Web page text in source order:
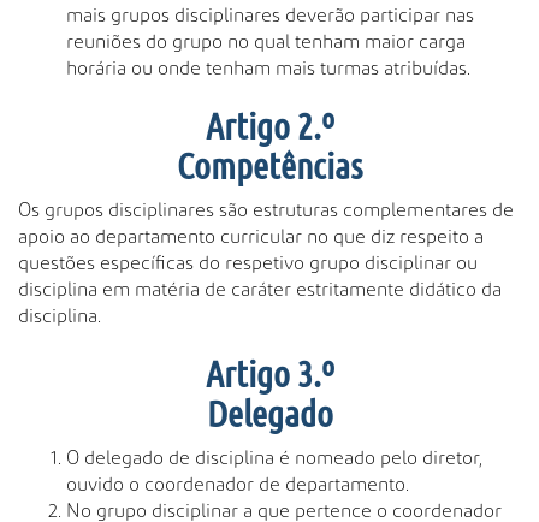
mais grupos disciplinares deverão participar nas
reuniões do grupo no qual tenham maior carga
horária ou onde tenham mais turmas atribuídas.
Artigo 2.º
Competências
Os grupos disciplinares são estruturas complementares de
apoio ao departamento curricular no que diz respeito a
questões específicas do respetivo grupo disciplinar ou
disciplina em matéria de caráter estritamente didático da
disciplina.
Artigo 3.º
Delegado
O delegado de disciplina é nomeado pelo diretor,
ouvido o coordenador de departamento.
No grupo disciplinar a que pertence o coordenador